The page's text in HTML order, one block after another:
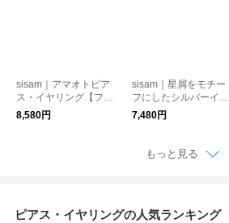
sisam｜アマオトピア
ス・イヤリング【フォ
ーマル】【ギフトおす
すめ】
8,580円
sisam｜星屑をモチー
フにしたシルバーイヤ
ーカフ【イヤリング・
ピアス】【フォーマ
め】/ホシクズイヤー
カフ
7,480円
もっと見る
ピアス・イヤリングの人気ランキング